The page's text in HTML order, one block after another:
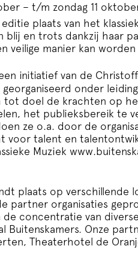
– t/m zondag 11
editie plaats van het
blij en trots dankzij haar
veilige manier kan
initiatief van de
onder
doel de krachten op
het publieksbereik te
ze o.a. door de
voor talent en
Muziek
plaats op
partner organisaties
de concentratie van
Buitenskamers. Onze
Theaterhotel de